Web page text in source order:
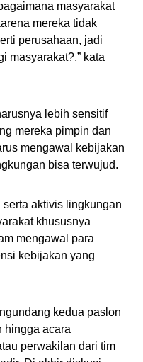
masyarakat
mereka tidak
perusahaan, jadi
masyarakat?,” kata
lebih sensitif
mereka pimpin dan
mengawal kebijakan
bisa terwujud.
aktivis lingkungan
khususnya
mengawal para
kebijakan yang
kedua paslon
hingga acara
perwakilan dari tim